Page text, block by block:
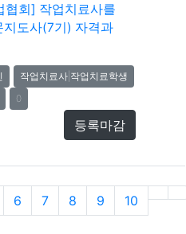
협회] 작업치료사를
지도사(7기) 자격과
작업치료사|작업치료학생
0
등록마감
6 7 8 9 10